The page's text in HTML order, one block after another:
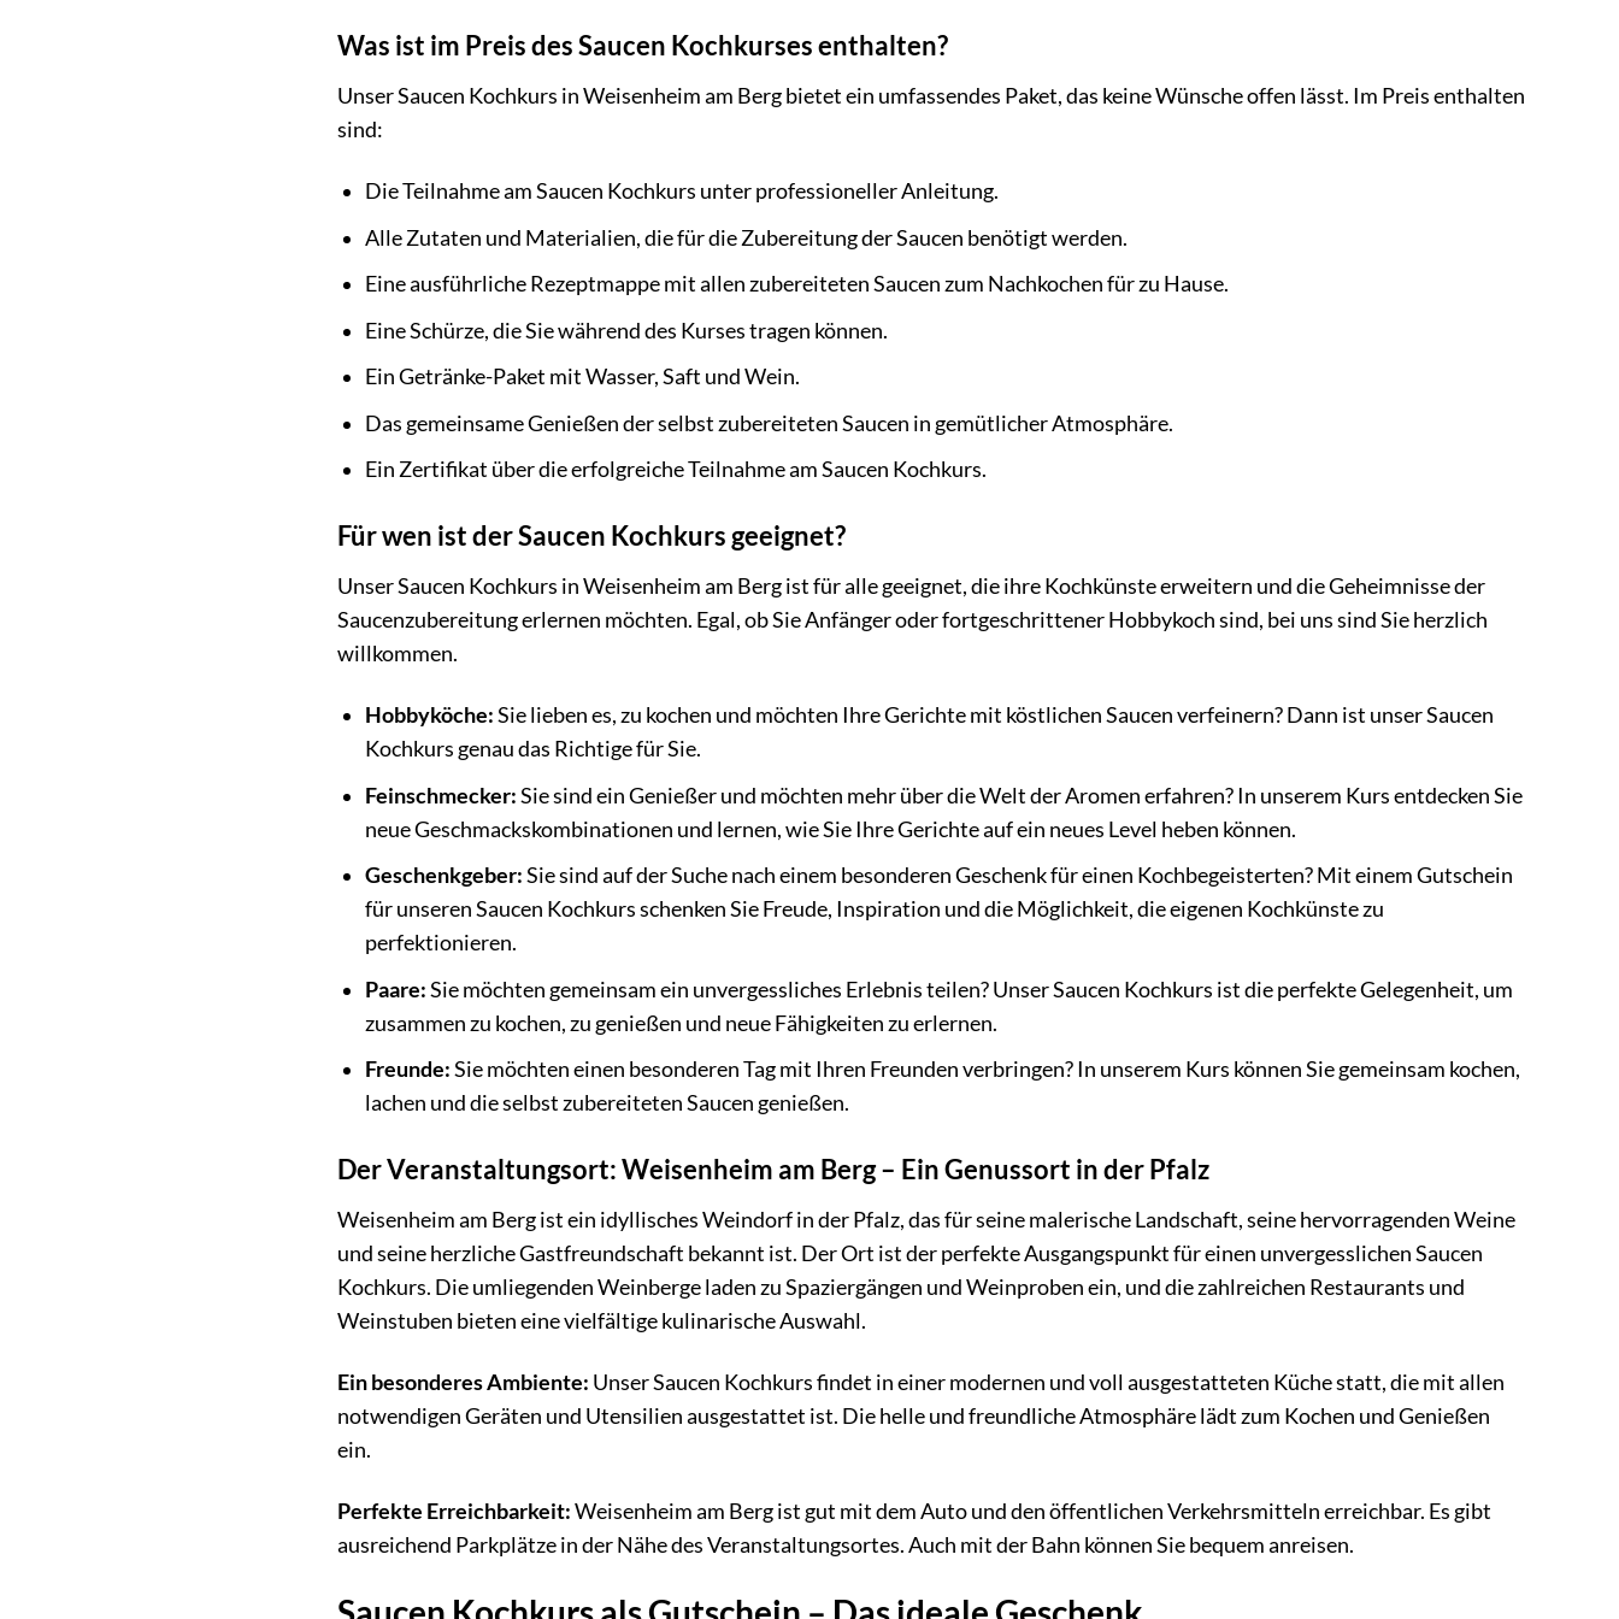
Was ist im Preis des Saucen Kochkurses enthalten?
Unser Saucen Kochkurs in Weisenheim am Berg bietet ein umfassendes Paket, das keine Wünsche offen lässt. Im Preis enthalten
sind:
Die Teilnahme am Saucen Kochkurs unter professioneller Anleitung.
Alle Zutaten und Materialien, die für die Zubereitung der Saucen benötigt werden.
Eine ausführliche Rezeptmappe mit allen zubereiteten Saucen zum Nachkochen für zu Hause.
Eine Schürze, die Sie während des Kurses tragen können.
Ein Getränke-Paket mit Wasser, Saft und Wein.
Das gemeinsame Genießen der selbst zubereiteten Saucen in gemütlicher Atmosphäre.
Ein Zertifikat über die erfolgreiche Teilnahme am Saucen Kochkurs.
Für wen ist der Saucen Kochkurs geeignet?
Unser Saucen Kochkurs in Weisenheim am Berg ist für alle geeignet, die ihre Kochkünste erweitern und die Geheimnisse der
Saucenzubereitung erlernen möchten. Egal, ob Sie Anfänger oder fortgeschrittener Hobbykoch sind, bei uns sind Sie herzlich
willkommen.
Hobbyköche:Sie lieben es, zu kochen und möchten Ihre Gerichte mit köstlichen Saucen verfeinern? Dann ist unser Saucen
Kochkurs genau das Richtige für Sie.
Feinschmecker:Sie sind ein Genießer und möchten mehr über die Welt der Aromen erfahren? In unserem Kurs entdecken Sie
neue Geschmackskombinationen und lernen, wie Sie Ihre Gerichte auf ein neues Level heben können.
Geschenkgeber:Sie sind auf der Suche nach einem besonderen Geschenk für einen Kochbegeisterten? Mit einem Gutschein
für unseren Saucen Kochkurs schenken Sie Freude, Inspiration und die Möglichkeit, die eigenen Kochkünste zu
perfektionieren.
Paare:Sie möchten gemeinsam ein unvergessliches Erlebnis teilen? Unser Saucen Kochkurs ist die perfekte Gelegenheit, um
zusammen zu kochen, zu genießen und neue Fähigkeiten zu erlernen.
Freunde:Sie möchten einen besonderen Tag mit Ihren Freunden verbringen? In unserem Kurs können Sie gemeinsam kochen,
lachen und die selbst zubereiteten Saucen genießen.
Der Veranstaltungsort: Weisenheim am Berg – Ein Genussort in der Pfalz
Weisenheim am Berg ist ein idyllisches Weindorf in der Pfalz, das für seine malerische Landschaft, seine hervorragenden Weine
und seine herzliche Gastfreundschaft bekannt ist. Der Ort ist der perfekte Ausgangspunkt für einen unvergesslichen Saucen
Kochkurs. Die umliegenden Weinberge laden zu Spaziergängen und Weinproben ein, und die zahlreichen Restaurants und
Weinstuben bieten eine vielfältige kulinarische Auswahl.
Ein besonderes Ambiente: Unser Saucen Kochkurs findet in einer modernen und voll ausgestatteten Küche statt, die mit allen
notwendigen Geräten und Utensilien ausgestattet ist. Die helle und freundliche Atmosphäre lädt zum Kochen und Genießen
ein.
Perfekte Erreichbarkeit:Weisenheim am Berg ist gut mit dem Auto und den öffentlichen Verkehrsmitteln erreichbar. Es gibt
ausreichend Parkplätze in der Nähe des Veranstaltungsortes. Auch mit der Bahn können Sie bequem anreisen.